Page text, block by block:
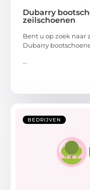
Dubarry
zeilschoenen
Bent u op zoek naar
Dubarry
...
BEDRIJVEN